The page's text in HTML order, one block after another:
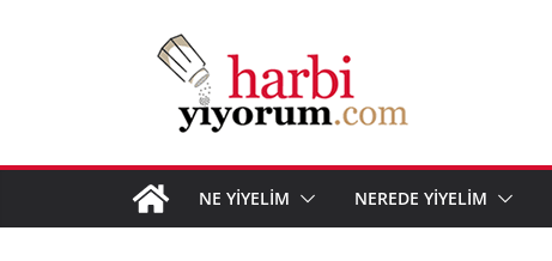
NE YİYELİM NEREDE YİYELİM